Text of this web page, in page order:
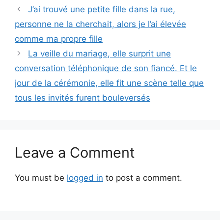
J’ai trouvé une petite fille dans la rue,
personne ne la cherchait, alors je l’ai élevée
comme ma propre fille
La veille du mariage, elle surprit une
conversation téléphonique de son fiancé. Et le
jour de la cérémonie, elle fit une scène telle que
tous les invités furent bouleversés
Leave a Comment
You must be logged in to post a comment.